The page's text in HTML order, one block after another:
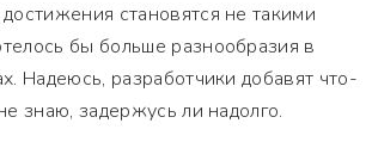
становятся не такими
бы больше разнообразия в
Надеюсь, разработчики добавят что-
знаю, задержусь ли надолго.